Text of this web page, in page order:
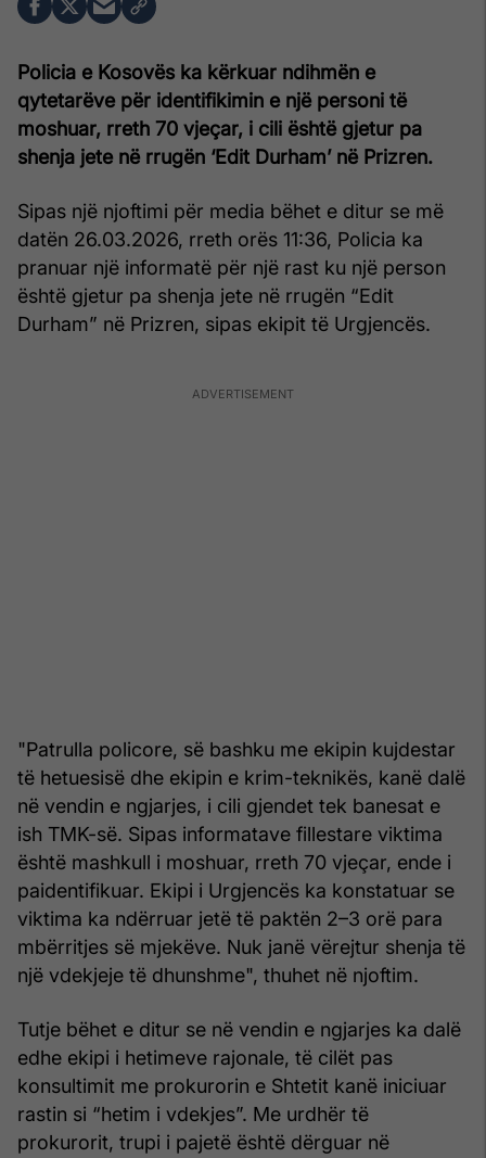
Policia e Kosovës ka kërkuar ndihmën e
qytetarëve për identifikimin e një personi të
moshuar, rreth 70 vjeçar, i cili është gjetur pa
shenja jete në rrugën ‘Edit Durham’ në Prizren.
Sipas një njoftimi për media bëhet e ditur se më
datën 26.03.2026, rreth orës 11:36, Policia ka
pranuar një informatë për një rast ku një person
është gjetur pa shenja jete në rrugën “Edit
Durham” në Prizren, sipas ekipit të Urgjencës.
"Patrulla policore, së bashku me ekipin kujdestar
të hetuesisë dhe ekipin e krim-teknikës, kanë dalë
në vendin e ngjarjes, i cili gjendet tek banesat e
ish TMK-së. Sipas informatave fillestare viktima
është mashkull i moshuar, rreth 70 vjeçar, ende i
paidentifikuar. Ekipi i Urgjencës ka konstatuar se
viktima ka ndërruar jetë të paktën 2–3 orë para
mbërritjes së mjekëve. Nuk janë vërejtur shenja të
një vdekjeje të dhunshme", thuhet në njoftim.
Tutje bëhet e ditur se në vendin e ngjarjes ka dalë
edhe ekipi i hetimeve rajonale, të cilët pas
konsultimit me prokurorin e Shtetit kanë iniciuar
rastin si “hetim i vdekjes”. Me urdhër të
prokurorit, trupi i pajetë është dërguar në